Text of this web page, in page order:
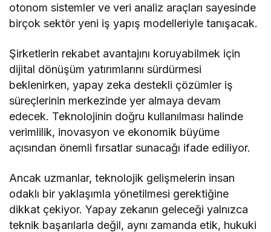
otonom sistemler ve veri analiz araçları sayesinde
birçok sektör yeni iş yapış modelleriyle tanışacak.
Şirketlerin rekabet avantajını koruyabilmek için
dijital dönüşüm yatırımlarını sürdürmesi
beklenirken, yapay zeka destekli çözümler iş
süreçlerinin merkezinde yer almaya devam
edecek. Teknolojinin doğru kullanılması halinde
verimlilik, inovasyon ve ekonomik büyüme
açısından önemli fırsatlar sunacağı ifade ediliyor.
Ancak uzmanlar, teknolojik gelişmelerin insan
odaklı bir yaklaşımla yönetilmesi gerektiğine
dikkat çekiyor. Yapay zekanın geleceği yalnızca
teknik başarılarla değil, aynı zamanda etik, hukuki